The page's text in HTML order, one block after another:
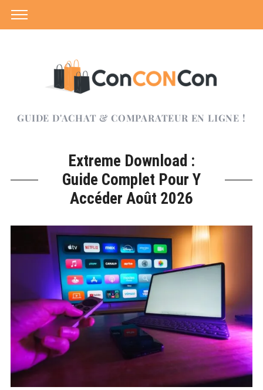
GUIDE D'ACHAT & COMPARATEUR EN LIGNE !
Extreme Download :
Guide Complet Pour Y
Accéder Août 2026